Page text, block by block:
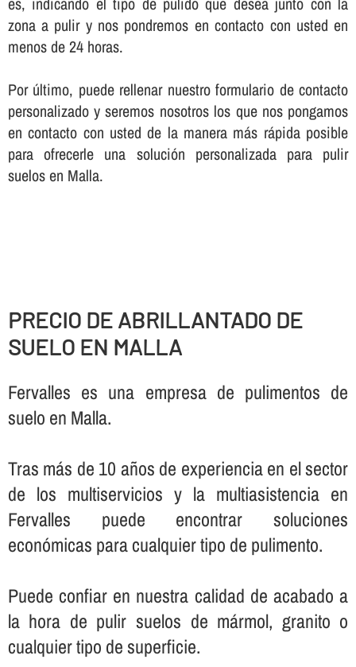
zona a pulir y nos pondremos en contacto con usted en
menos de 24 horas.
Por último, puede rellenar nuestro formulario de contacto
personalizado y seremos nosotros los que nos pongamos
en contacto con usted de la manera más rápida posible
para ofrecerle una solución personalizada para pulir
suelos en Malla.
PRECIO DE ABRILLANTADO DE
SUELO EN MALLA
Fervalles es una empresa de pulimentos de
suelo en Malla.
Tras más de 10 años de experiencia en el sector
de los multiservicios y la multiasistencia en
Fervalles puede encontrar soluciones
económicas para cualquier tipo de pulimento.
Puede confiar en nuestra calidad de acabado a
la hora de pulir suelos de mármol, granito o
cualquier tipo de superficie.